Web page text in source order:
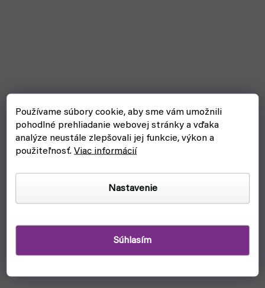
Používame súbory cookie, aby sme vám umožnili
pohodlné prehliadanie webovej stránky a vďaka
analýze neustále zlepšovali jej funkcie, výkon a
použiteľnosť.Viac informácií
Nastavenie
Súhlasím